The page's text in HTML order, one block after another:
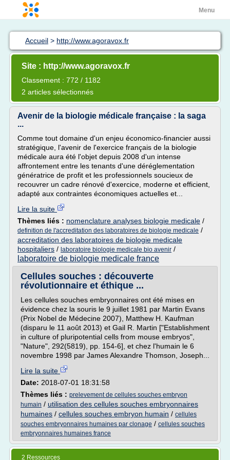
Menu
Accueil > http://www.agoravox.fr
Site : http://www.agoravox.fr
Classement : 772 / 1182
2 articles sélectionnés
Avenir de la biologie médicale française : la saga
...
Comme tout domaine d'un enjeu économico-financier aussi
stratégique, l'avenir de l'exercice français de la biologie
médicale aura été l'objet depuis 2008 d'un intense
affrontement entre les tenants d'une déréglementation
génératrice de profit et les professionnels soucieux de
recouvrer un cadre rénové d'exercice, moderne et efficient,
adapté aux contraintes économiques actuelles et...
Lire la suite
Thèmes liés : nomenclature analyses biologie medicale /
definition de l'accreditation des laboratoires de biologie medicale /
accreditation des laboratoires de biologie medicale
hospitaliers / laboratoire biologie medicale bio avenir /
laboratoire de biologie medicale france
Cellules souches : découverte
révolutionnaire et éthique ...
Les cellules souches embryonnaires ont été mises en
évidence chez la souris le 9 juillet 1981 par Martin Evans
(Prix Nobel de Médecine 2007), Matthew H. Kaufman
(disparu le 11 août 2013) et Gail R. Martin ["Establishment
in culture of pluripotential cells from mouse embryos",
"Nature", 292(5819), pp. 154-6], et chez l'humain le 6
novembre 1998 par James Alexandre Thomson, Joseph...
Lire la suite
Date: 2018-07-01 18:31:58
Thèmes liés : prelevement de cellules souches embryon
humain / utilisation des cellules souches embryonnaires
humaines / cellules souches embryon humain / cellules
souches embryonnaires humaines par clonage / cellules souches
embryonnaires humaines france
2 Ressources